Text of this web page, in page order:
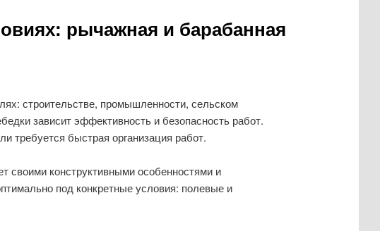
рычажная и барабанная
строительстве, промышленности, сельском
зависит эффективность и безопасность работ.
требуется быстрая организация работ.
конструктивными особенностями и
под конкретные условия: полевые и